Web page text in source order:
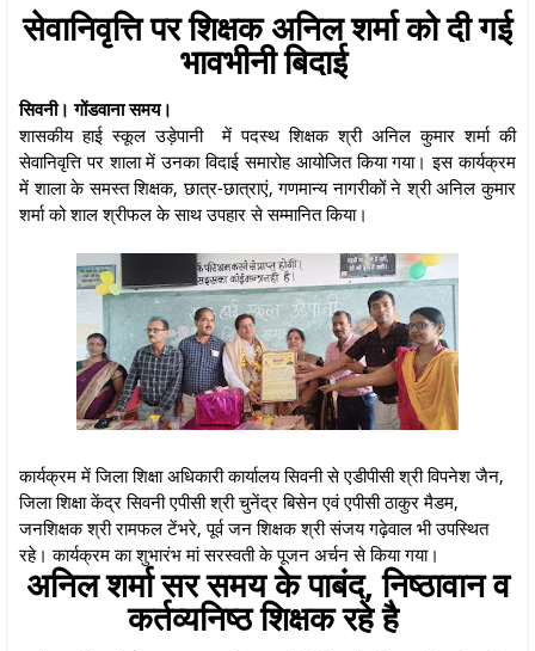
सेवानिवृत्ति पर शिक्षक अनिल शर्मा को दी गई
भावभीनी बिदाई
सिवनी। गोंडवाना समय।
शासकीय हाई स्कूल उड़ेपानी में पदस्थ शिक्षक श्री अनिल कुमार शर्मा की
सेवानिवृत्ति पर शाला में उनका विदाई समारोह आयोजित किया गया। इस कार्यक्रम
में शाला के समस्त शिक्षक, छात्र-छात्राएं, गणमान्य नागरीकों ने श्री अनिल कुमार
शर्मा को शाल श्रीफल के साथ उपहार से सम्मानित किया।
कार्यक्रम में जिला शिक्षा अधिकारी कार्यालय सिवनी से एडीपीसी श्री विपनेश जैन,
जिला शिक्षा केंद्र सिवनी एपीसी श्री चुनेंद्र बिसेन एवं एपीसी ठाकुर मैडम,
जनशिक्षक श्री रामफल टेंभरे, पूर्व जन शिक्षक श्री संजय गढ़ेवाल भी उपस्थित
रहे। कार्यक्रम का शुभारंभ मां सरस्वती के पूजन अर्चन से किया गया।
अनिल शर्मा सर समय के पाबंद, निष्ठावान व
कर्तव्यनिष्ठ शिक्षक रहे है